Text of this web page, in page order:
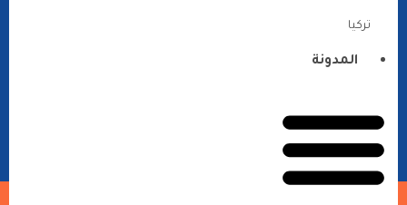
تركيا
المدونة